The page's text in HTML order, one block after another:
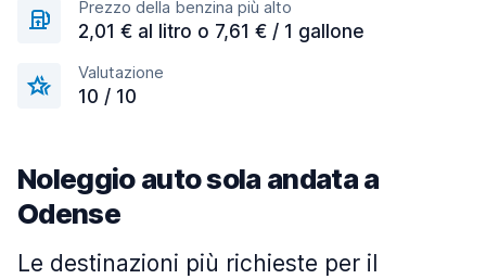
Prezzo della benzina più alto
2,01 € al litro o 7,61 € / 1 gallone
Valutazione
10 / 10
Noleggio auto sola andata a
Odense
Le destinazioni più richieste per il